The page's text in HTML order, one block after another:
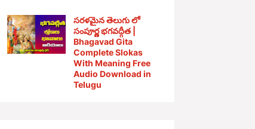
సరళమైన తెలుగు లో
సంపూర్ణ భగవద్గీత |
Bhagavad Gita
Complete Slokas
With Meaning Free
Audio Download in
Telugu